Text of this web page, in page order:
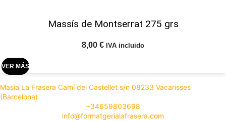
Massís de Montserrat 275 grs
8,00 € IVA incluido
VER MÁS
Masia La Frasera Camí del Castellet s/n 08233 Vacarisses
(Barcelona)
+34659803698
info@formatgerialafrasera.com